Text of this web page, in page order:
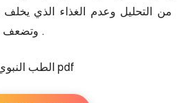
من التحليل وعدم الغذاء الذي يخلف
وتضعف . فأباح للمسافر الفطر .
الطب النبوي pdf